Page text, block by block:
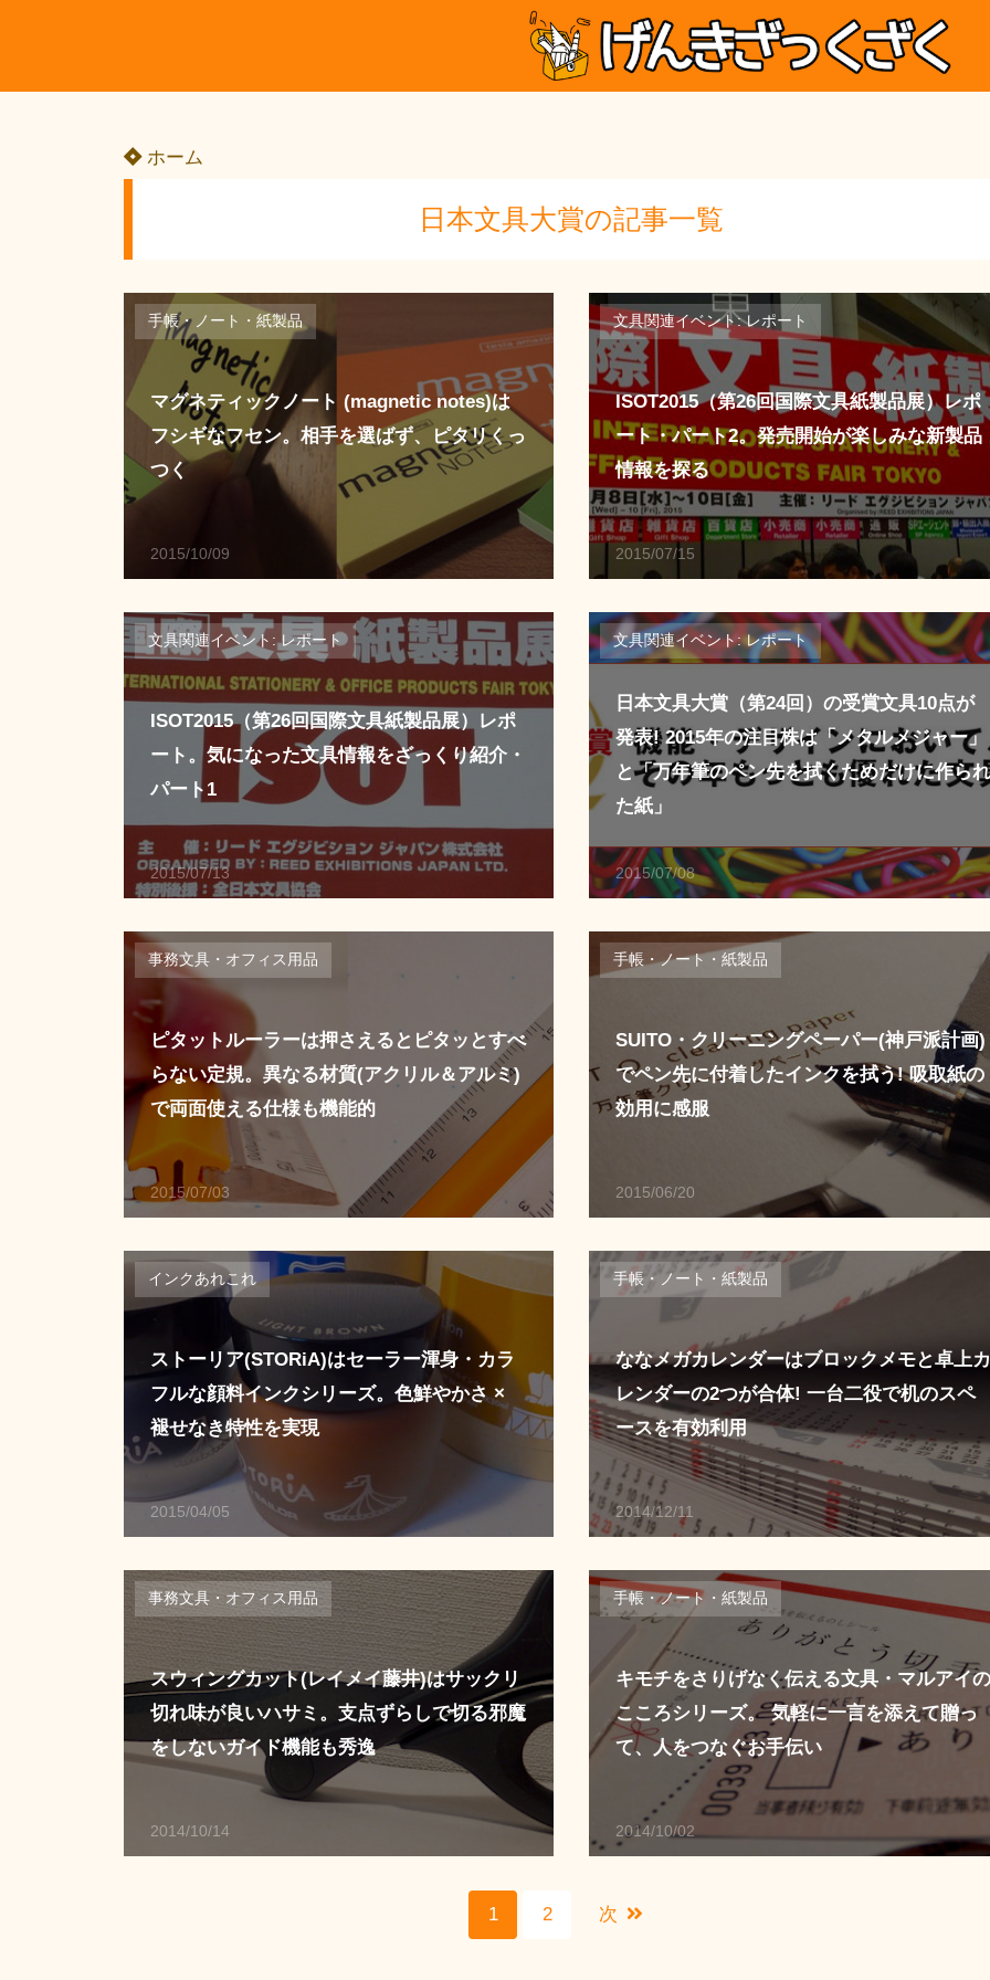
ホーム
日本文具大賞の記事一覧
手帳・ノート・紙製品
2015/10/09
マグネティックノート (magnetic notes)は
フシギなフセン。相手を選ばず、ピタリくっ
つく
文具関連イベント: レポート
2015/07/15
ISOT2015（第26回国際文具紙製品展）レポ
ート・パート2。発売開始が楽しみな新製品
情報を探る
文具関連イベント: レポート
2015/07/13
ISOT2015（第26回国際文具紙製品展）レポ
ート。気になった文具情報をざっくり紹介・
パート1
文具関連イベント: レポート
2015/07/08
日本文具大賞（第24回）の受賞文具10点が
発表! 2015年の注目株は「メタルメジャー」
と「万年筆のペン先を拭くためだけに作ら
た紙」
事務文具・オフィス用品
2015/07/03
ピタットルーラーは押さえるとピタッとすべ
らない定規。異なる材質(アクリル＆アルミ)
で両面使える仕様も機能的
手帳・ノート・紙製品
2015/06/20
SUITO・クリーニングペーパー(神戸派計画)
でペン先に付着したインクを拭う! 吸取紙の
効用に感服
インクあれこれ
2015/04/05
ストーリア(STORiA)はセーラー渾身・カラ
フルな顔料インクシリーズ。色鮮やかさ ×
褪せなき特性を実現
手帳・ノート・紙製品
2014/12/11
ななメガカレンダーはブロックメモと卓上
レンダーの2つが合体! 一台二役で机のスペ
ースを有効利用
事務文具・オフィス用品
2014/10/14
スウィングカット(レイメイ藤井)はサックリ
切れ味が良いハサミ。支点ずらしで切る邪魔
をしないガイド機能も秀逸
手帳・ノート・紙製品
2014/10/02
キモチをさりげなく伝える文具・マルアイ
こころシリーズ。 気軽に一言を添えて贈っ
て、人をつなぐお手伝い
1 2 次